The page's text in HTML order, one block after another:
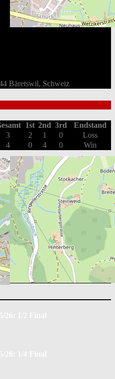
Bäretswil, Schweiz
1st 2nd 3rd
Endstand
3 2 1 0
Loss
4 0 4 0 Win
G A
3
0
G A
PIM
4